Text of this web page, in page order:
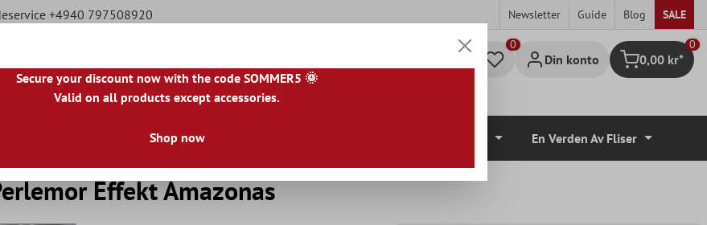
+4940 797508920 Newsletter Guide Blog SALE
Din konto Handlekurv
0
0,00 kr*
|PT| FI|GR |RO|NO|HU| BG|HR|LU
Terrasseheller En Verden Av Fliser
Effekt Amazonas
Secure your discount now with the code SOMMER5 🌞
Valid on all products except accessories.
Shop now